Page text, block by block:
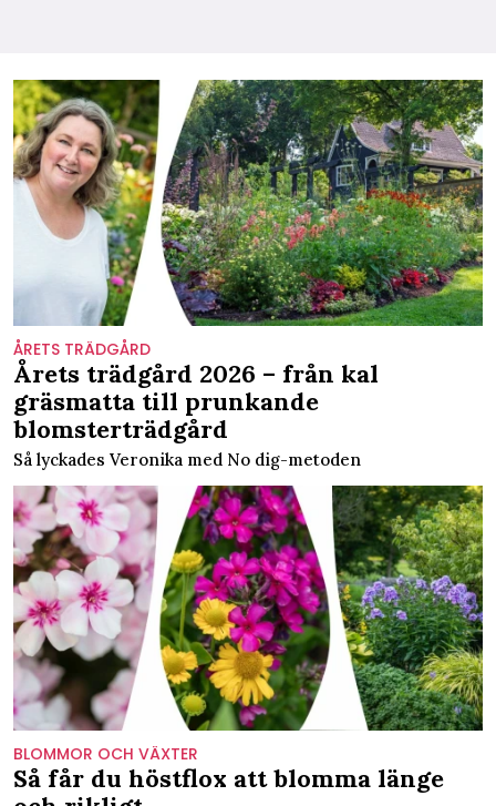
ÅRETS TRÄDGÅRD
Årets trädgård 2026 – från kal
gräsmatta till prunkande
blomsterträdgård
Så lyckades Veronika med No dig-metoden
BLOMMOR OCH VÄXTER
Så får du höstflox att blomma länge